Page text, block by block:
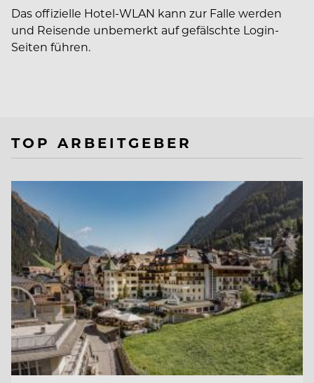
Das offizielle Hotel-WLAN kann zur Falle werden
und Reisende unbemerkt auf gefälschte Login-
Seiten führen.
TOP ARBEITGEBER